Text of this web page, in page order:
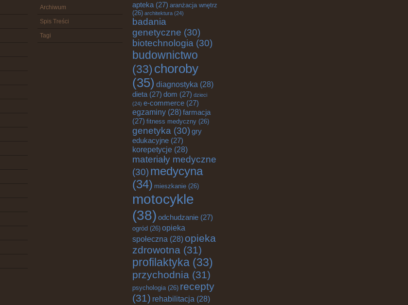
Archiwum
Spis Treści
Tagi
apteka (27) aranżacja wnętrz
(26) architektura (24)
badania
genetyczne (30)
biotechnologia (30)
budownictwo
(33)choroby
(35) diagnostyka (28)
dieta (27) dom (27) dzieci
(24) e-commerce (27)
egzaminy (28)farmacja
(27) fitness medyczny (26)
genetyka (30) gry
edukacyjne (27)
korepetycje (28)
materiały medyczne
(30) medycyna
(34) mieszkanie (26)
motocykle
(38) odchudzanie (27)
ogród (26) opieka
społeczna (28) opieka
zdrowotna (31)
profilaktyka (33)
przychodnia (31)
psychologia(26) recepty
(31) rehabilitacja (28)